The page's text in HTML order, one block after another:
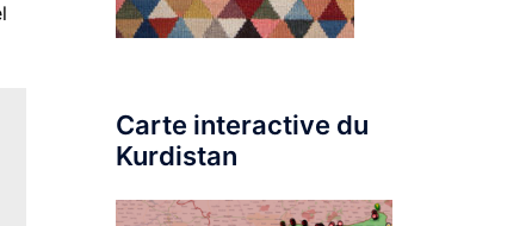
Carte interactive du
Kurdistan